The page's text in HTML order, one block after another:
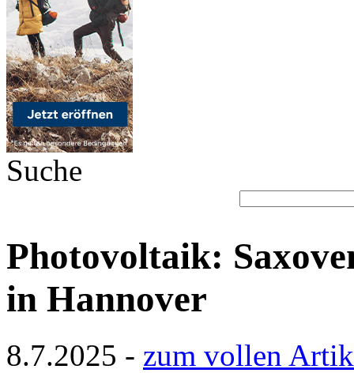
Suche
Photovoltaik:
in Hannover
8.7.2025 - zum vollen